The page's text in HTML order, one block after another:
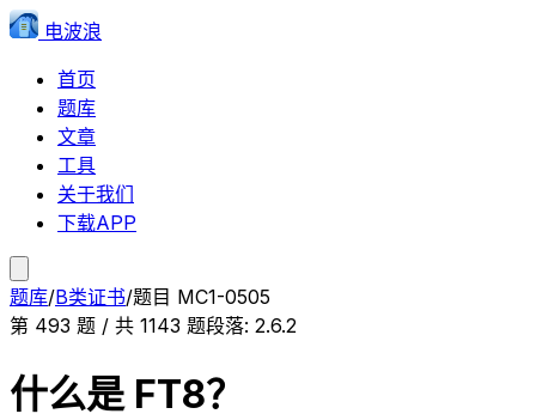
电波浪
首页
题库
文章
工具
关于我们
下载APP
题库/B类证书/题目 MC1-0505
第 493 题 / 共 1143 题段落: 2.6.2
什么是 FT8？